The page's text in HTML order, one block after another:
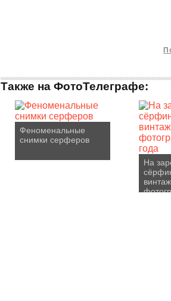
Также на ФотоТелеграфе:
Феноменальные
снимки серферов
На